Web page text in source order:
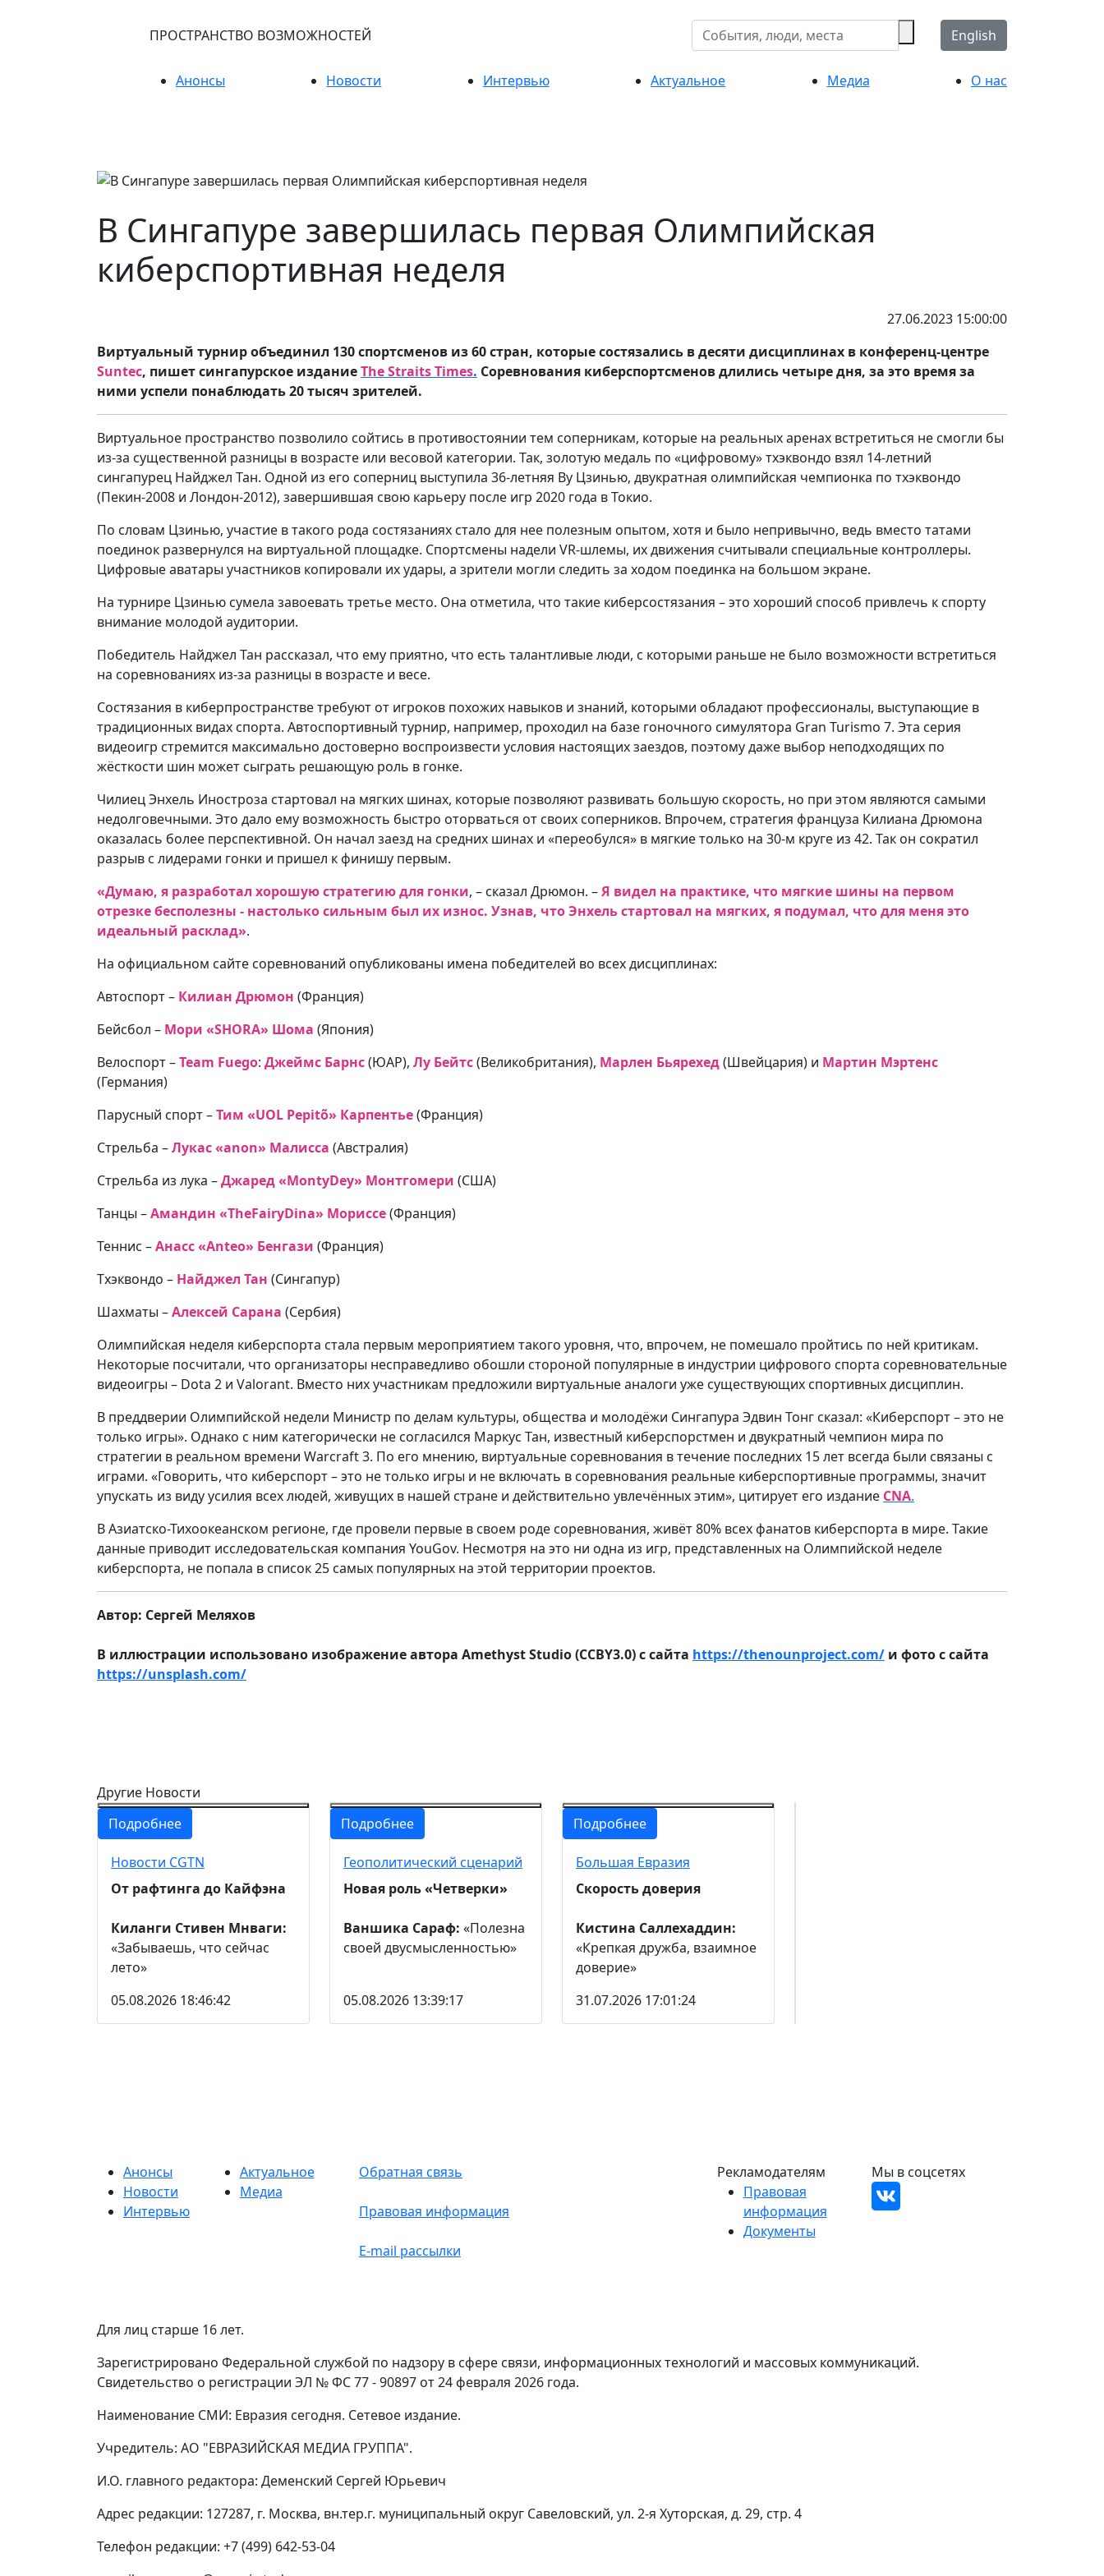
ПРОСТРАНСТВО ВОЗМОЖНОСТЕЙ English
Анонсы Новости Интервью Актуальное Медиа О нас
В Сингапуре завершилась первая Олимпийская
киберспортивная неделя
27.06.2023 15:00:00
Виртуальный турнир объединил 130 спортсменов из 60 стран, которые состязались в десяти дисциплинах в конференц-центре
Suntec, пишет сингапурское изданиеThe Straits Times. Соревнования киберспортсменов длились четыре дня, за это время за
ними успели понаблюдать 20 тысяч зрителей.
Виртуальное пространство позволило сойтись в противостоянии тем соперникам, которые на реальных аренах встретиться не смогли бы
из-за существенной разницы в возрасте или весовой категории. Так, золотую медаль по «цифровому» тхэквондо взял 14-летний
сингапурец Найджел Тан. Одной из его соперниц выступила 36-летняя Ву Цзинью, двукратная олимпийская чемпионка по тхэквондо
(Пекин-2008 и Лондон-2012), завершившая свою карьеру после игр 2020 года в Токио.
По словам Цзинью, участие в такого рода состязаниях стало для нее полезным опытом, хотя и было непривычно, ведь вместо татами
поединок развернулся на виртуальной площадке. Спортсмены надели VR-шлемы, их движения считывали специальные контроллеры.
Цифровые аватары участников копировали их удары, а зрители могли следить за ходом поединка на большом экране.
На турнире Цзинью сумела завоевать третье место. Она отметила, что такие киберсостязания – это хороший способ привлечь к спорту
внимание молодой аудитории.
Победитель Найджел Тан рассказал, что ему приятно, что есть талантливые люди, с которыми раньше не было возможности встретиться
на соревнованиях из-за разницы в возрасте и весе.
Состязания в киберпространстве требуют от игроков похожих навыков и знаний, которыми обладают профессионалы, выступающие в
традиционных видах спорта. Автоспортивный турнир, например, проходил на базе гоночного симулятора Gran Turismo 7. Эта серия
видеоигр стремится максимально достоверно воспроизвести условия настоящих заездов, поэтому даже выбор неподходящих по
жёсткости шин может сыграть решающую роль в гонке.
Чилиец Энхель Иностроза стартовал на мягких шинах, которые позволяют развивать большую скорость, но при этом являются самыми
недолговечными. Это дало ему возможность быстро оторваться от своих соперников. Впрочем, стратегия француза Килиана Дрюмона
оказалась более перспективной. Он начал заезд на средних шинах и «переобулся» в мягкие только на 30-м круге из 42. Так он сократил
разрыв с лидерами гонки и пришел к финишу первым.
«Думаю, я разработал хорошую стратегию для гонки, – сказал Дрюмон. –Я видел на практике, что мягкие шины на первом
отрезке бесполезны - настолько сильным был их износ. Узнав, что Энхель стартовал на мягких, я подумал, что для меня это
идеальный расклад».
На официальном сайте соревнований опубликованы имена победителей во всех дисциплинах:
Автоспорт – Килиан Дрюмон (Франция)
Бейсбол – Мори «SHORA» Шома (Япония)
Велоспорт –Team Fuego: Джеймс Барнс(ЮАР), Лу Бейтс(Великобритания), Марлен Бьярехед(Швейцария) и Мартин Мэртенс
(Германия)
Парусный спорт –Тим «UOL Pepitõ» Карпентье(Франция)
Стрельба –Лукас «anon» Малисса (Австралия)
Стрельба из лука –Джаред «MontyDey» Монтгомери (США)
Танцы –Амандин «TheFairyDina» Мориссе(Франция)
Теннис –Анасс «Anteo» Бенгази (Франция)
Тхэквондо – Найджел Тан (Сингапур)
Шахматы –Алексей Сарана (Сербия)
Олимпийская неделя киберспорта стала первым мероприятием такого уровня, что, впрочем, не помешало пройтись по ней критикам.
Некоторые посчитали, что организаторы несправедливо обошли стороной популярные в индустрии цифрового спорта соревновательные
видеоигры – Dota 2 и Valorant. Вместо них участникам предложили виртуальные аналоги уже существующих спортивных дисциплин.
В преддверии Олимпийской недели Министр по делам культуры, общества и молодёжи Сингапура Эдвин Тонг сказал: «Киберспорт – это не
только игры». Однако с ним категорически не согласился Маркус Тан, известный киберспорстмен и двукратный чемпион мира по
стратегии в реальном времени Warcraft 3. По его мнению, виртуальные соревнования в течение последних 15 лет всегда были связаны с
играми. «Говорить, что киберспорт – это не только игры и не включать в соревнования реальные киберспортивные программы, значит
упускать из виду усилия всех людей, живущих в нашей стране и действительно увлечённых этим», цитирует его издание CNA.
В Азиатско-Тихоокеанском регионе, где провели первые в своем роде соревнования, живёт 80% всех фанатов киберспорта в мире. Такие
данные приводит исследовательская компания YouGov. Несмотря на это ни одна из игр, представленных на Олимпийской неделе
киберспорта, не попала в список 25 самых популярных на этой территории проектов.
Автор: Сергей Меляхов
В иллюстрации использовано изображение автора Amethyst Studio (CCBY3.0) с сайта https://thenounproject.com/ и фото с сайта
https://unsplash.com/
Другие Новости
Подробнее
Новости CGTN
От рафтинга до Кайфэна
Киланги Стивен Мнваги:
«Забываешь, что сейчас
лето»
05.08.2026 18:46:42
Подробнее
Геополитический сценарий
Новая роль «Четверки»
Ваншика Сараф: «Полезна
своей двусмысленностью»
05.08.2026 13:39:17
Подробнее
Большая Евразия
Скорость доверия
Кистина Саллехаддин:
«Крепкая дружба, взаимное
доверие»
31.07.2026 17:01:24
Анонсы
Новости
Интервью
Актуальное
Медиа
Обратная связь
Правовая информация
E-mail рассылки
Рекламодателям
Правовая
информация
Документы
Мы в соцсетях
Для лиц старше 16 лет.
Зарегистрировано Федеральной службой по надзору в сфере связи, информационных технологий и массовых коммуникаций.
Свидетельство о регистрации ЭЛ № ФС 77 - 90897 от 24 февраля 2026 года.
Наименование СМИ: Евразия сегодня. Сетевое издание.
Учредитель: АО "ЕВРАЗИЙСКАЯ МЕДИА ГРУППА".
И.О. главного редактора: Деменский Сергей Юрьевич
Адрес редакции: 127287, г. Москва, вн.тер.г. муниципальный округ Савеловский, ул. 2-я Хуторская, д. 29, стр. 4
Телефон редакции: +7 (499) 642-53-04